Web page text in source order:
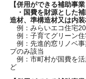
【併用ができる補助事
・国費を財源とした補
造材、準構造材又は内装
例：みらいエコ住宅
例：子育てグリーン住
例：先進的窓リノベ
プのみ該当
例：市町村が国費を活
ど